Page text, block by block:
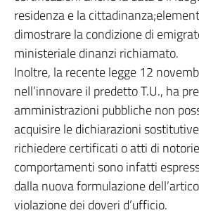
residenza e la
dimostrare la condizione di
ministeriale dinanzi richiamato.
Inoltre, la recente legge 12
nell’innovare il predetto T.U., ha
amministrazioni pubbliche non
acquisire le dichiarazioni
richiedere certificati o atti di
comportamenti sono infatti
dalla nuova formulazione
violazione dei doveri d’ufficio.